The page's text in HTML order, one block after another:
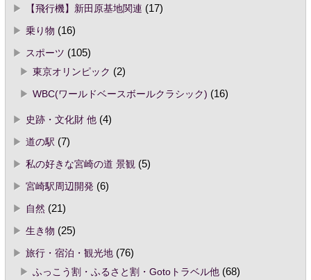
【飛行機】新田原基地関連 (17)
乗り物 (16)
スポーツ (105)
東京オリンピック (2)
WBC(ワールドベースボールクラシック) (16)
史跡・文化財 他(4)
道の駅 (7)
私の好きな宮崎の道 景観 (5)
宮崎駅周辺開発(6)
自然 (21)
生き物 (25)
旅行・宿泊・観光地(76)
ふっこう割・ふるさと割・Gotoトラベル他(68)